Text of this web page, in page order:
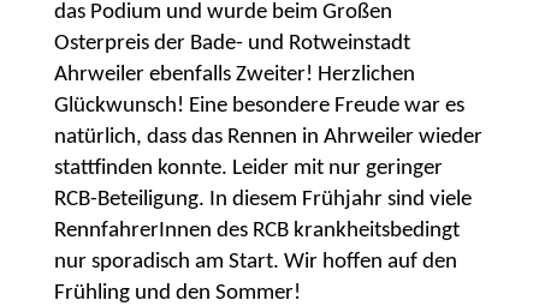
das Podium und wurde beim Großen
Osterpreis der Bade- und Rotweinstadt
Ahrweiler ebenfalls Zweiter! Herzlichen
Glückwunsch! Eine besondere Freude war es
natürlich, dass das Rennen in Ahrweiler wieder
stattfinden konnte. Leider mit nur geringer
RCB-Beteiligung. In diesem Frühjahr sind viele
RennfahrerInnen des RCB krankheitsbedingt
nur sporadisch am Start. Wir hoffen auf den
Frühling und den Sommer!